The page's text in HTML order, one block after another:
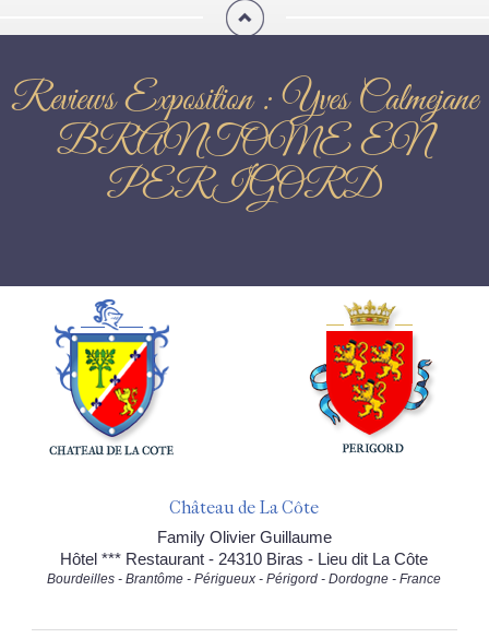
Reviews Exposition : Yves Calmejane
BRANTOME EN
PERIGORD
Château de La Côte
Family Olivier Guillaume
Hôtel *** Restaurant - 24310 Biras - Lieu dit La Côte
Bourdeilles - Brantôme - Périgueux - Périgord - Dordogne - France